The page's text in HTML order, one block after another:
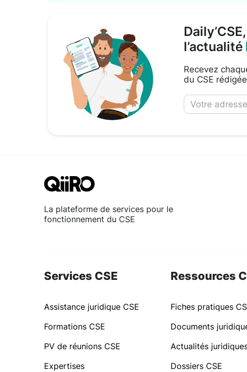
l’actualité
Recevez
du CSE
La plateforme de services pour le
fonctionnement du CSE
Services CSE
Assistance juridique CSE
Formations CSE
PV de réunions CSE
Expertises
Ressources
Fiches pratiques
Documents
Actualités
Dossiers CSE